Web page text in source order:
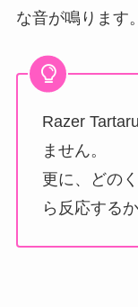
な音が鳴ります。
Razer
ません。
更に、どの
ら反応する